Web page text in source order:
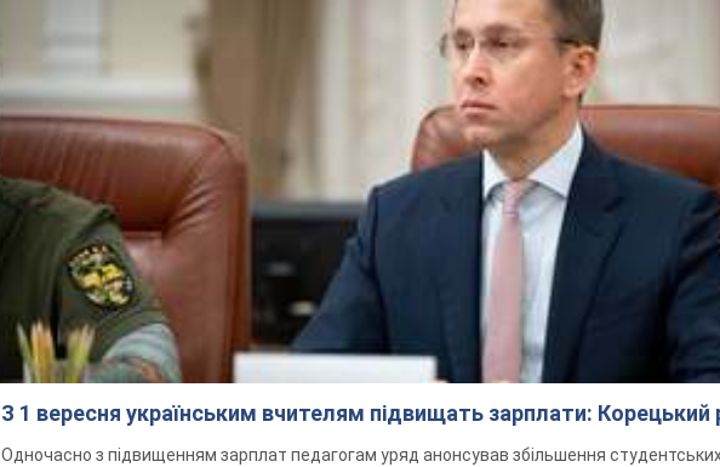
З 1 вересня українським вчителям підвищать зарплати: Корецький
Одночасно з підвищенням зарплат педагогам уряд анонсував збільшення